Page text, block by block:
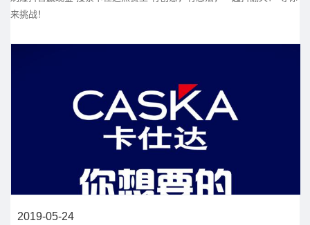
来挑战！
2019-05-24